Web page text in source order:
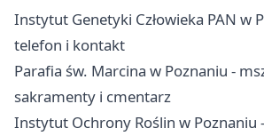
Instytut Genetyki Człowieka PAN w
telefon i kontakt
Parafia św. Marcina w Poznaniu -
sakramenty i cmentarz
Instytut Ochrony Roślin w Poznaniu